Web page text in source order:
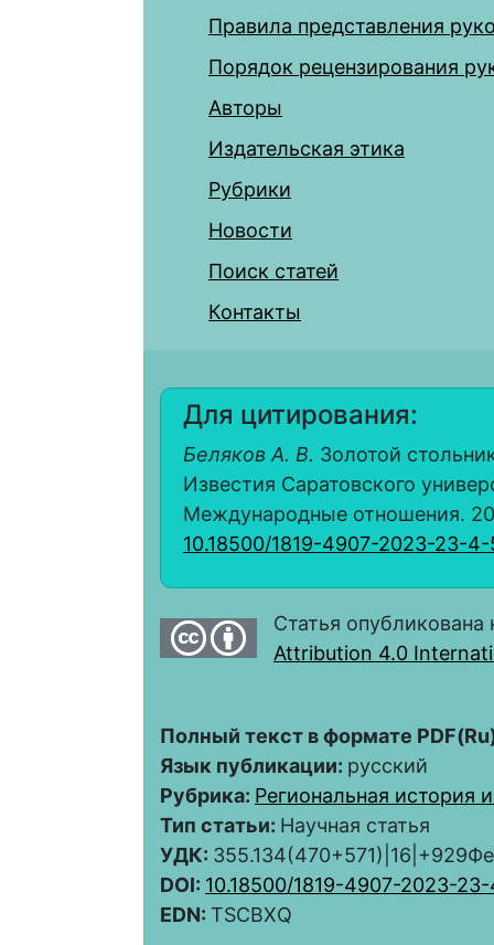
Правила представления
Порядок рецензирования
Авторы
Издательская этика
Рубрики
Новости
Поиск статей
Контакты
Для цитирования:
Беляков А. В. Золотой
Известия Саратовского
Международные отношения.
10.18500/1819-4907-2023-23-4-
Статья
Attribution 4.0
Полный текст в формате
Язык публикации: русский
Рубрика: Региональная история
Тип статьи: Научная статья
УДК:
DOI: 10.18500/1819-4907-2023-
EDN: TSCBXQ